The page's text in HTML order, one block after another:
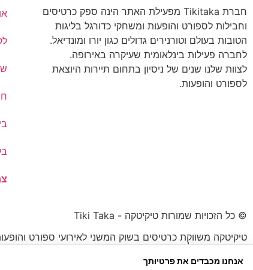
חברת Tikitaka מפעילת האתר הינה ספק כרטיסים
וחבילות לספורט והופעות ומשחקי כדורגל בליגות
הטובות בעולם וטורנירים גדולים כגון יורו ומונדיאל.
לחברה פעילות בינלאומית שעיקרה באירופה.
לצוות שלנו שנים של ניסיון בתחום תיירות היוצאת
לספורט והופעות.
© כל הזכויות שמורות טיקיטקה - Tiki Taka
טיקיטקה משווקת כרטיסים בשוק המשני לאירועי ספורט
הכרטיס עשוי להיות נמוך או גבוה מהמחיר הרשמי.
אנחנו מכבדים את פרטיותך